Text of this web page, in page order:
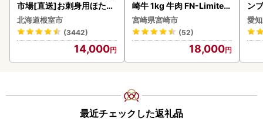
市場[直送]お刺身用ほたて
貝柱500g A-28002
北海道根室市
(3442)
14,000
崎牛 1kg 牛肉 FN-Limited
-VO
宮崎県宮崎市
(52)
18,000
ン
デ
愛
最近チェックした返礼品